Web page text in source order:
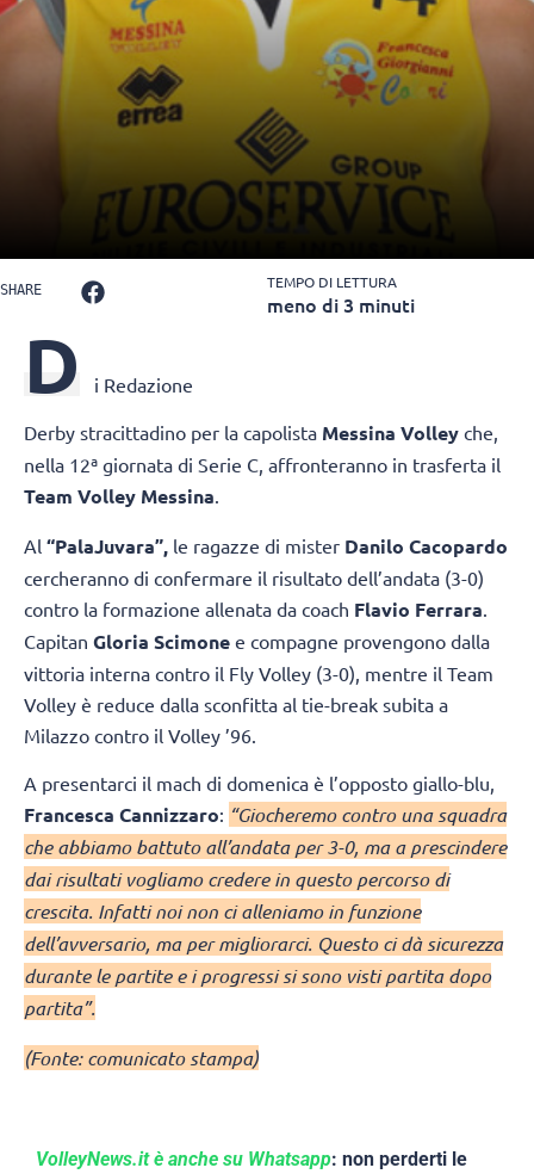
SHARE TEMPO DI LETTURA
meno di 3 minuti
D i Redazione
Derby stracittadino per la capolista Messina Volley che,
nella 12ª giornata di Serie C, affronteranno in trasferta il
Team Volley Messina.
Al “PalaJuvara”, le ragazze di mister Danilo Cacopardo
cercheranno di confermare il risultato dell’andata (3-0)
contro la formazione allenata da coach Flavio Ferrara
Capitan Gloria Scimone e compagne provengono dalla
vittoria interna contro il Fly Volley (3-0), mentre il Team
Volley è reduce dalla sconfitta al tie-break subita a
Milazzo contro il Volley ’96.
A presentarci il mach di domenica è l’opposto giallo-blu,
Francesca Cannizzaro: “Giocheremo contro una squadra
che abbiamo battuto all’andata per 3-0, ma a prescindere
dai risultati vogliamo credere in questo percorso di
crescita. Infatti noi non ci alleniamo in funzione
dell’avversario, ma per migliorarci. Questo ci dà sicurezza
durante le partite e i progressi si sono visti partita dopo
partita”.
(Fonte: comunicato stampa)
VolleyNews.it è anche su Whatsapp: non perderti le